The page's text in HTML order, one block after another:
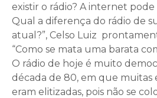
existir o rádio? A internet pode
Qual a diferença do rádio de
atual?”, Celso Luiz
“Como se mata uma barata
O rádio de hoje é muito
década de 80, em que muitas
eram elitizadas, pois não se